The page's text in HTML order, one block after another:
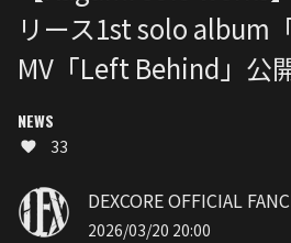
リース1st solo album
MV「Left Behind」公
NEWS
33
DEXCORE OFFICIAL
2026/03/20 20:00